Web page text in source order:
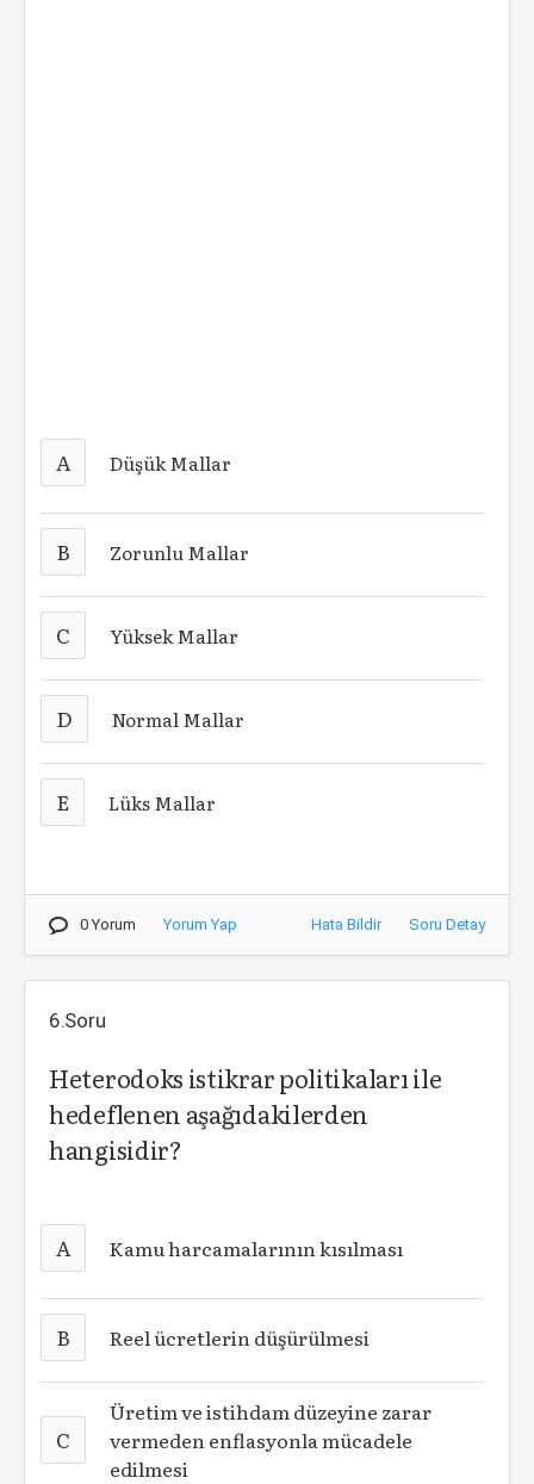
A Düşük Mallar
B Zorunlu Mallar
C Yüksek Mallar
D Normal Mallar
E Lüks Mallar
0 Yorum Yorum Yap Hata Bildir Soru Detay
6.Soru
Heterodoks istikrar politikaları ile
hedeflenen aşağıdakilerden
hangisidir?
A Kamu harcamalarının kısılması
B Reel ücretlerin düşürülmesi
C
Üretim ve istihdam düzeyine zarar
vermeden enflasyonla mücadele
edilmesi